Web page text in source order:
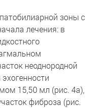
зоны с
лечения: в
неоднородной
15,50 мл (рис. 4а),
фиброза (рис.